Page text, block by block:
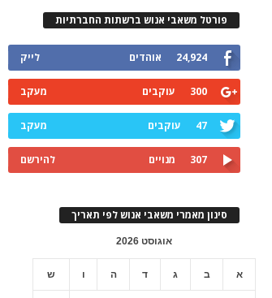
פורטל משאבי אנוש ברשתות החברתיות
24,924 אוהדים לייק
300 עוקבים מעקב
47 עוקבים מעקב
307 מנויים להירשם
סינון מאמרי משאבי אנוש לפי תאריך
אוגוסט 2026
א ב ג ד ה ו ש